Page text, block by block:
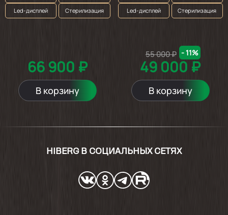
Led-дисплей
Стерилизация
66 900 ₽
В корзину
Led-дисплей
Стерилизация
49 000 ₽
55 000 ₽ - 11%
В корзину
HIBERG В СОЦИАЛЬНЫХ СЕТЯХ